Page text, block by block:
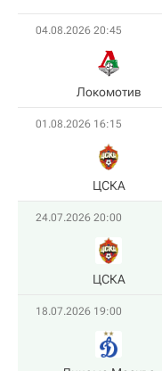
04.08.2026 20:45
Локомотив
01.08.2026 16:15
ЦСКА
24.07.2026 20:00
ЦСКА
18.07.2026 19:00